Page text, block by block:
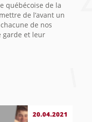
québécoise de la
de l’avant un
de nos
garde et leur
20.04.2021